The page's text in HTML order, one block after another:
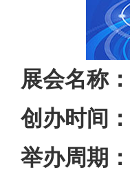
展会名称：
创办时间：
举办周期：